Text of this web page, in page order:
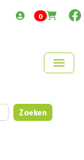
0items in cart
menu
Zoeken